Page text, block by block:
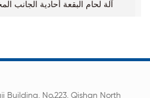
آلة لحام البقعة أحادية
Building, No.223, Qishan North